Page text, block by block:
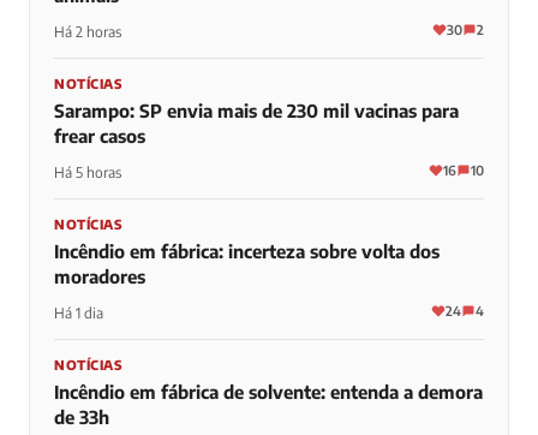
Há 2 horas 30 2
NOTÍCIAS
Sarampo: SP envia mais de 230 mil vacinas para
frear casos
Há 5 horas 16 10
NOTÍCIAS
Incêndio em fábrica: incerteza sobre volta dos
moradores
Há 1 dia 24 4
NOTÍCIAS
Incêndio em fábrica de solvente: entenda a demora
de 33h